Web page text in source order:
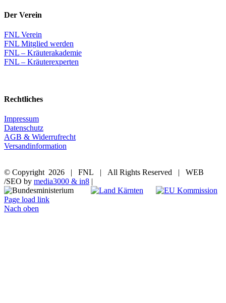
Der Verein
FNL Verein
FNL Mitglied werden
FNL – Kräuterakademie
FNL – Kräuterexperten
Rechtliches
Impressum
Datenschutz
AGB & Widerrufrecht
Versandinformation
© Copyright 2026 | FNL | All Rights Reserved | WEB
/SEO by media3000 & in8 |
Page load link
Nach oben